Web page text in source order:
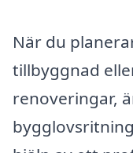
När du
tillbyggnad
renoveringar,